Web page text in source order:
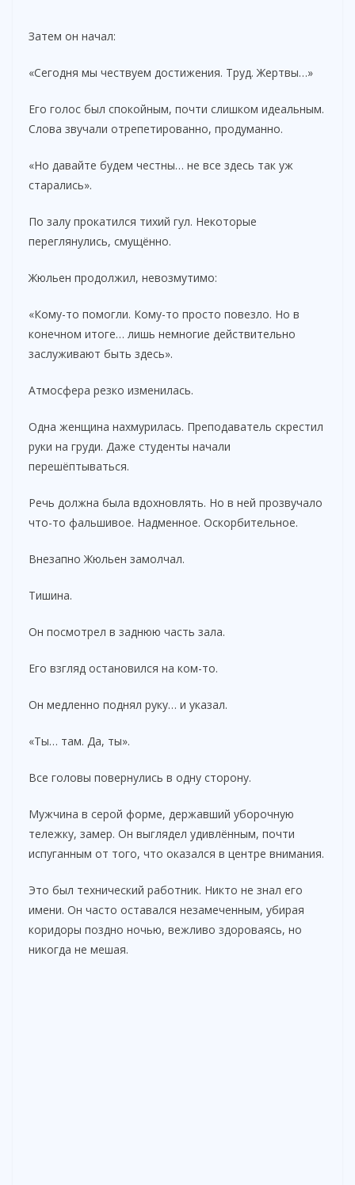
Затем он начал:
«Сегодня мы чествуем достижения. Труд. Жертвы…»
Его голос был спокойным, почти слишком идеальным.
Слова звучали отрепетированно, продуманно.
«Но давайте будем честны… не все здесь так уж
старались».
По залу прокатился тихий гул. Некоторые
переглянулись, смущённо.
Жюльен продолжил, невозмутимо:
«Кому-то помогли. Кому-то просто повезло. Но в
конечном итоге… лишь немногие действительно
заслуживают быть здесь».
Атмосфера резко изменилась.
Одна женщина нахмурилась. Преподаватель скрестил
руки на груди. Даже студенты начали
перешёптываться.
Речь должна была вдохновлять. Но в ней прозвучало
что-то фальшивое. Надменное. Оскорбительное.
Внезапно Жюльен замолчал.
Тишина.
Он посмотрел в заднюю часть зала.
Его взгляд остановился на ком-то.
Он медленно поднял руку… и указал.
«Ты… там. Да, ты».
Все головы повернулись в одну сторону.
Мужчина в серой форме, державший уборочную
тележку, замер. Он выглядел удивлённым, почти
испуганным от того, что оказался в центре внимания.
Это был технический работник. Никто не знал его
имени. Он часто оставался незамеченным, убирая
коридоры поздно ночью, вежливо здороваясь, но
никогда не мешая.